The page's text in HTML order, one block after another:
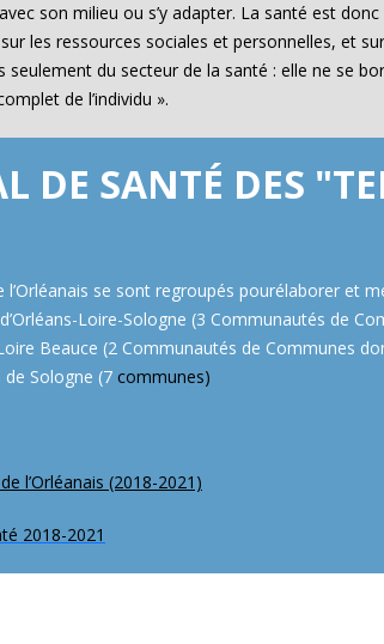
son milieu ou s’y adapter. La santé est
les ressources sociales et personnelles, et
du secteur de la santé : elle ne se
de l’individu ».
DE SANTÉ DES
l’Orléanais se sont regroupés pourélaborer et
Loire-Sologne (3 Communautés de
Beauce (2 Communautés de Communes
Sologne (7 communes)
l’Orléanais (2018-2021)
2018-2021